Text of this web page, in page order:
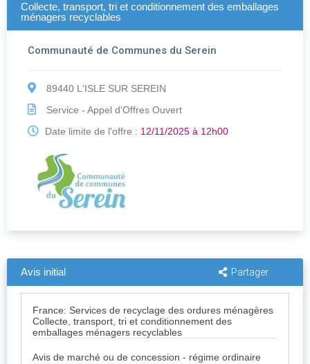
Collecte, transport, tri et conditionnement des emballages
ménagers recyclables
Communauté de Communes du Serein
89440 L'ISLE SUR SEREIN
Service - Appel d'Offres Ouvert
Date limite de l'offre : 12/11/2025 à 12h00
Avis initial Partager
France: Services de recyclage des ordures ménagères
Collecte, transport, tri et conditionnement des
emballages ménagers recyclables
Avis de marché ou de concession - régime ordinaire